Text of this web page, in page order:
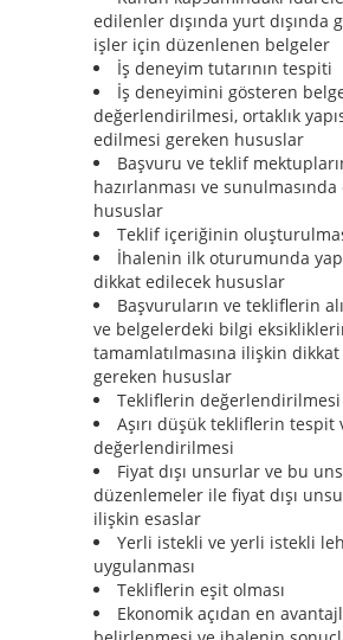
edilenler dışında yurt dışında
işler için düzenlenen belgeler
İş deneyim tutarının tespiti
İş deneyimini gösteren
değerlendirilmesi, ortaklık
edilmesi gereken hususlar
Başvuru ve teklif
hazırlanması ve
hususlar
Teklif içeriğinin
İhalenin ilk oturumunda
dikkat edilecek hususlar
Başvuruların ve tekliflerin
ve belgelerdeki bilgi
tamamlatılmasına ilişkin
gereken hususlar
Tekliflerin değerlendirilmesi
Aşırı düşük tekliflerin tespit
değerlendirilmesi
Fiyat dışı unsurlar ve bu
düzenlemeler ile fiyat dışı
ilişkin esaslar
Yerli istekli ve yerli istekli
uygulanması
Tekliflerin eşit olması
Ekonomik açıdan en